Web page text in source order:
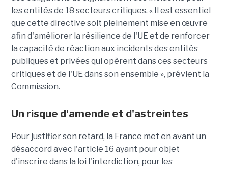
les entités de 18 secteurs critiques. « Il est essentiel
que cette directive soit pleinement mise en œuvre
afin d'améliorer la résilience de l'UE et de renforcer
la capacité de réaction aux incidents des entités
publiques et privées qui opèrent dans ces secteurs
critiques et de l'UE dans son ensemble », prévient la
Commission.
Un risque d'amende et d'astreintes
Pour justifier son retard, la France met en avant un
désaccord avec l'article 16 ayant pour objet
d'inscrire dans la loi l'interdiction, pour les